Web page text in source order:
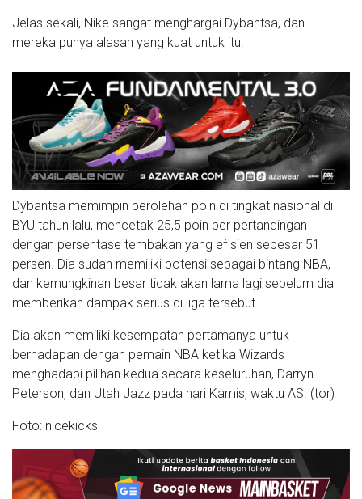
Jelas sekali, Nike sangat menghargai Dybantsa, dan
mereka punya alasan yang kuat untuk itu.
Dybantsa memimpin perolehan poin di tingkat nasional di
BYU tahun lalu, mencetak 25,5 poin per pertandingan
dengan persentase tembakan yang efisien sebesar 51
persen. Dia sudah memiliki potensi sebagai bintang NBA,
dan kemungkinan besar tidak akan lama lagi sebelum dia
memberikan dampak serius di liga tersebut.
Dia akan memiliki kesempatan pertamanya untuk
berhadapan dengan pemain NBA ketika Wizards
menghadapi pilihan kedua secara keseluruhan, Darryn
Peterson, dan Utah Jazz pada hari Kamis, waktu AS. (tor)
Foto: nicekicks